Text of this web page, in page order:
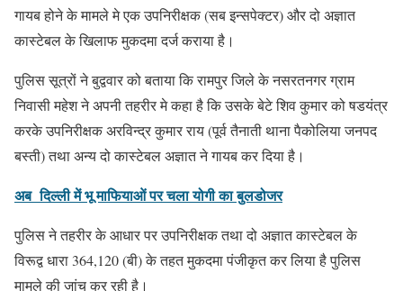
गायब होने के मामले मे एक उपनिरीक्षक (सब इन्सपेक्टर) और दो अज्ञात
कास्टेबल के खिलाफ मुकदमा दर्ज कराया है।
पुलिस सूत्रों ने बुद्ववार को बताया कि रामपुर जिले के नसरतनगर ग्राम
निवासी महेश ने अपनी तहरीर मे कहा है कि उसके बेटे शिव कुमार को षडयंत्र
करके उपनिरीक्षक अरविन्द्र कुमार राय (पूर्व तैनाती थाना पैकोलिया जनपद
बस्ती) तथा अन्य दो कास्टेबल अज्ञात ने गायब कर दिया है।
अब दिल्ली में भू माफियाओं पर चला योगी का बुलडोजर
पुलिस ने तहरीर के आधार पर उपनिरीक्षक तथा दो अज्ञात कास्टेबल के
विरूद्व धारा 364,120 (बी) के तहत मुकदमा पंजीकृत कर लिया है पुलिस
मामले की जांच कर रही है।